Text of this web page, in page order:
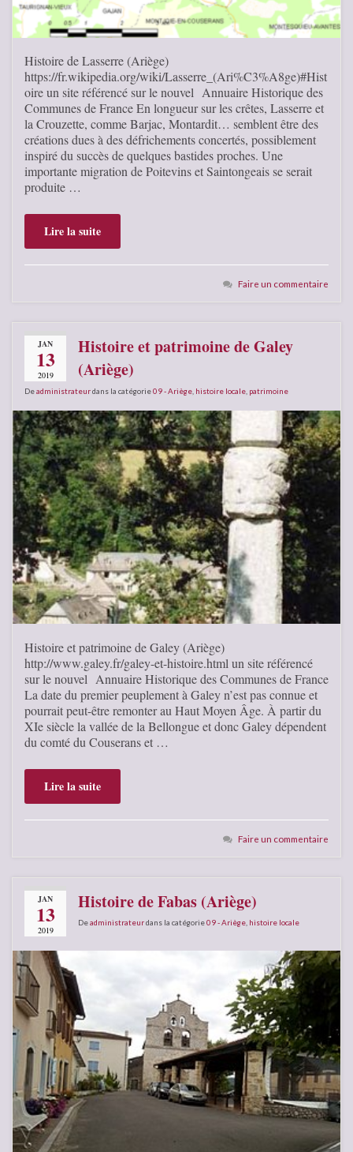
Histoire de Lasserre (Ariège)
https://fr.wikipedia.org/wiki/Lasserre_(Ari%C3%A8ge)#Hist
oire un site référencé sur le nouvel Annuaire Historique des
Communes de France En longueur sur les crêtes, Lasserre et
la Crouzette, comme Barjac, Montardit… semblent être des
créations dues à des défrichements concertés, possiblement
inspiré du succès de quelques bastides proches. Une
importante migration de Poitevins et Saintongeais se serait
produite …
Lire la suite
Faire un commentaire
JAN
13
2019
Histoire et patrimoine de Galey
(Ariège)
Deadministrateurdans la catégorie09 - Ariège histoire locale patrimoine
Histoire et patrimoine de Galey (Ariège)
http://www.galey.fr/galey-et-histoire.html un site référencé
sur le nouvel Annuaire Historique des Communes de France
La date du premier peuplement à Galey n’est pas connue et
pourrait peut-être remonter au Haut Moyen Âge. À partir du
XIe siècle la vallée de la Bellongue et donc Galey dépendent
du comté du Couserans et …
Lire la suite
Faire un commentaire
JAN
13
2019
Histoire de Fabas (Ariège)
Deadministrateurdans la catégorie09 - Ariège histoire locale